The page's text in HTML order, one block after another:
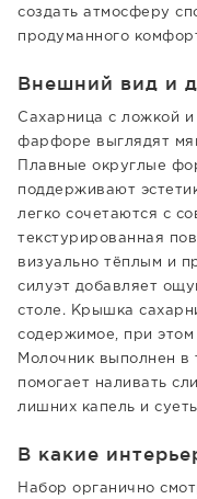
создать атмосферу
продуманного
Внешний вид и
Сахарница с ложкой
фарфоре выглядят
Плавные округлые
поддерживают
легко сочетаются с
текстурированная
визуально тёплым и
силуэт добавляет
столе. Крышка
содержимое, при
Молочник выполнен в
помогает наливать
лишних капель и
В какие
Набор органично